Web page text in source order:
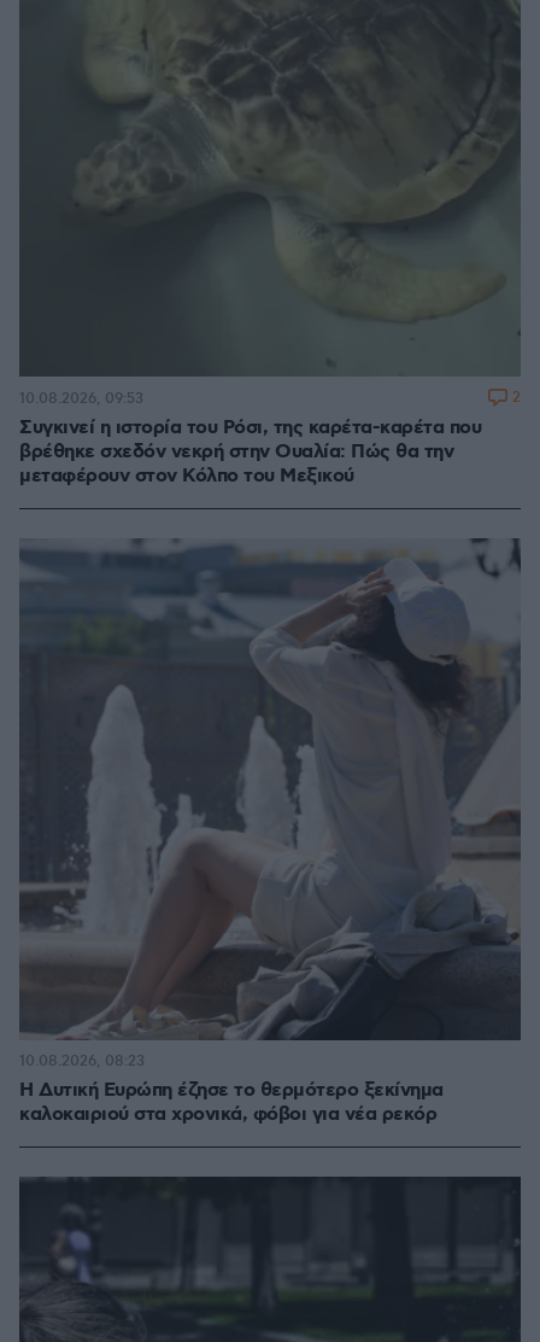
Συγκινεί η ιστορία του Ρόσι, της καρέτα-καρέτα που
βρέθηκε σχεδόν νεκρή στην Ουαλία: Πώς θα την
μεταφέρουν στον Κόλπο του Μεξικού
10.08.2026, 09:53 2
Η Δυτική Ευρώπη έζησε το θερμότερο ξεκίνημα
καλοκαιριού στα χρονικά, φόβοι για νέα ρεκόρ
10.08.2026, 08:23